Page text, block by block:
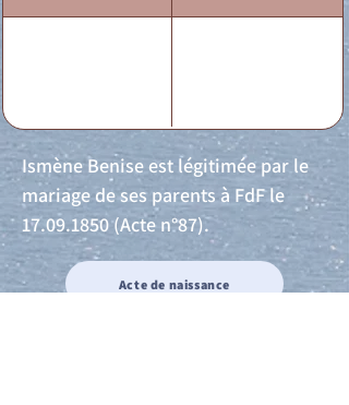
Ismène Benise est légitimée par le
mariage de ses parents à FdF le
17.09.1850(Acte n°87).
Acte de naissance